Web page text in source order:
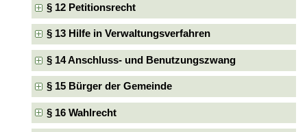
§ 12 Petitionsrecht
§ 13 Hilfe in Verwaltungsverfahren
§ 14 Anschluss- und Benutzungszwang
§ 15 Bürger der Gemeinde
§ 16 Wahlrecht